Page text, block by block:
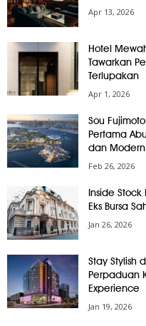
Apr 13, 2026
Hotel
Tawarkan
Terlupakan
Apr 1, 2026
Sou
Pertama
dan Modern
Feb 26, 2026
Inside
Eks Bursa
Jan 26, 2026
Stay Stylish
Perpaduan
Experience
Jan 19, 2026